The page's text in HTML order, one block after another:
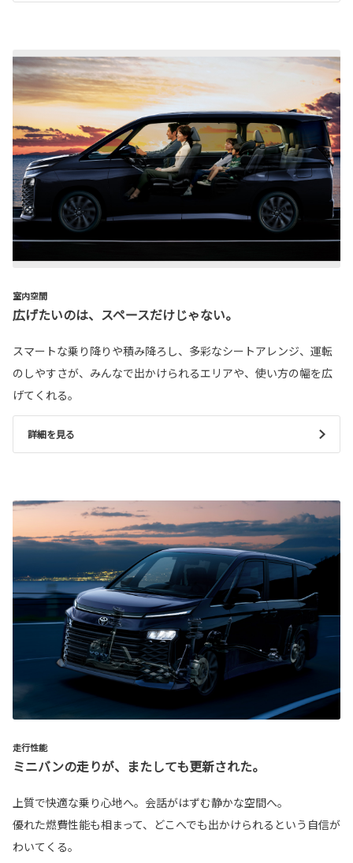
室内空間
広げたいのは、スペースだけじゃない。
スマートな乗り降りや積み降ろし、多彩なシートアレンジ、運転
のしやすさが、みんなで出かけられるエリアや、使い方の幅を広
げてくれる。
詳細を見る
走行性能
ミニバンの走りが、またしても更新された。
上質で快適な乗り心地へ。会話がはずむ静かな空間へ。
優れた燃費性能も相まって、どこへでも出かけられるという自信が
わいてくる。